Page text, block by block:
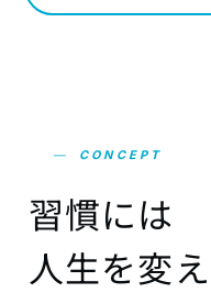
— CONCEPT
習慣には
人生を変え